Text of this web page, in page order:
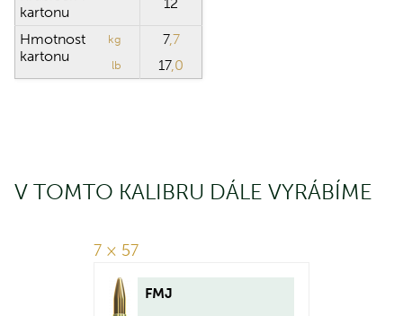
kartonu
Hmotnost
kartonu
kg 7,7
lb 17,0
V TOMTO KALIBRU DÁLE VYRÁBÍME
7 × 57
FMJ